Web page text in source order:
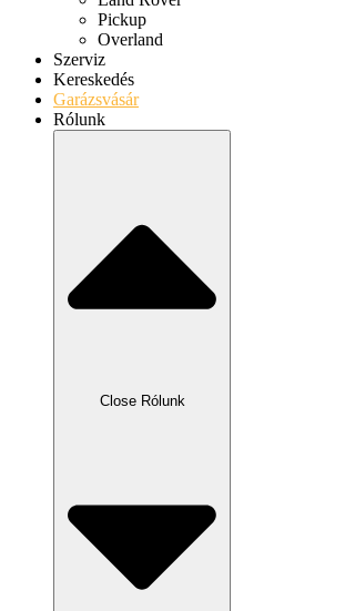
Pickup
Overland
Szerviz
Kereskedés
Garázsvásár
Rólunk
Close Rólunk